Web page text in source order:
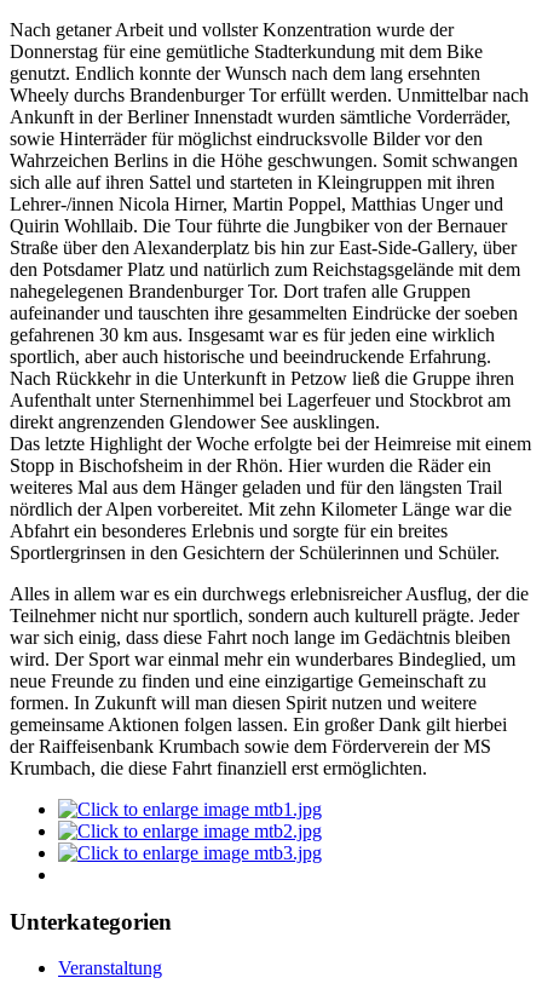
Nach getaner Arbeit und vollster Konzentration wurde der
Donnerstag für eine gemütliche Stadterkundung mit dem Bike
genutzt. Endlich konnte der Wunsch nach dem lang ersehnten
Wheely durchs Brandenburger Tor erfüllt werden. Unmittelbar nach
Ankunft in der Berliner Innenstadt wurden sämtliche Vorderräder,
sowie Hinterräder für möglichst eindrucksvolle Bilder vor den
Wahrzeichen Berlins in die Höhe geschwungen. Somit schwangen
sich alle auf ihren Sattel und starteten in Kleingruppen mit ihren
Lehrer-/innen Nicola Hirner, Martin Poppel, Matthias Unger und
Quirin Wohllaib. Die Tour führte die Jungbiker von der Bernauer
Straße über den Alexanderplatz bis hin zur East-Side-Gallery, über
den Potsdamer Platz und natürlich zum Reichstagsgelände mit dem
nahegelegenen Brandenburger Tor. Dort trafen alle Gruppen
aufeinander und tauschten ihre gesammelten Eindrücke der soeben
gefahrenen 30 km aus. Insgesamt war es für jeden eine wirklich
sportlich, aber auch historische und beeindruckende Erfahrung.
Nach Rückkehr in die Unterkunft in Petzow ließ die Gruppe ihren
Aufenthalt unter Sternenhimmel bei Lagerfeuer und Stockbrot am
direkt angrenzenden Glendower See ausklingen.
Das letzte Highlight der Woche erfolgte bei der Heimreise mit einem
Stopp in Bischofsheim in der Rhön. Hier wurden die Räder ein
weiteres Mal aus dem Hänger geladen und für den längsten Trail
nördlich der Alpen vorbereitet. Mit zehn Kilometer Länge war die
Abfahrt ein besonderes Erlebnis und sorgte für ein breites
Sportlergrinsen in den Gesichtern der Schülerinnen und Schüler.
Alles in allem war es ein durchwegs erlebnisreicher Ausflug, der die
Teilnehmer nicht nur sportlich, sondern auch kulturell prägte. Jeder
war sich einig, dass diese Fahrt noch lange im Gedächtnis bleiben
wird. Der Sport war einmal mehr ein wunderbares Bindeglied, um
neue Freunde zu finden und eine einzigartige Gemeinschaft zu
formen. In Zukunft will man diesen Spirit nutzen und weitere
gemeinsame Aktionen folgen lassen. Ein großer Dank gilt hierbei
der Raiffeisenbank Krumbach sowie dem Förderverein der MS
Krumbach, die diese Fahrt finanziell erst ermöglichten.
Unterkategorien
Veranstaltung